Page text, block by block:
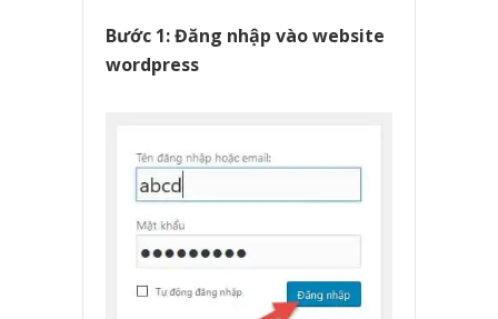
Bước 1: Đăng nhập vào website
wordpress